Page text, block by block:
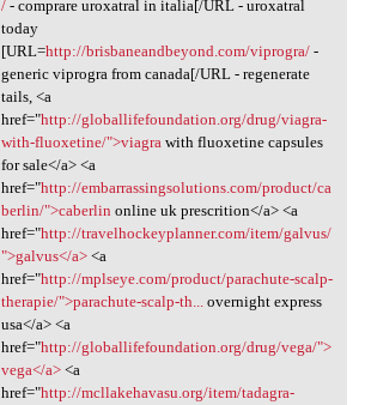
/- comprare uroxatral in italia[/URL - uroxatral
today
[URL=http://brisbaneandbeyond.com/viprogra/-
generic viprogra from canada[/URL - regenerate
tails, <a
href="http://globallifefoundation.org/drug/viagra-
with-fluoxetine/">viagrawith fluoxetine capsules
for sale</a> <a
href="http://embarrassingsolutions.com/product/ca
berlin/">caberlin online uk prescrition</a> <a
href="http://travelhockeyplanner.com/item/galvus/
">galvus</a><a
href="http://mplseye.com/product/parachute-scalp-
therapie/">parachute-scalp-th...overnight express
usa</a> <a
href="http://globallifefoundation.org/drug/vega/">
vega</a><a
href="http://mcllakehavasu.org/item/tadagra-